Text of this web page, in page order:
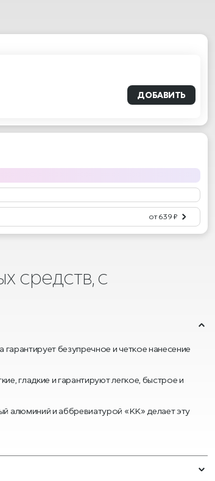
ДОБАВИТЬ
от 639 ₽
средств, с
безупречное и четкое нанесение
гладкие и гарантируют легкое, быстрое и
алюминий и аббревиатурой «КК» делает эту